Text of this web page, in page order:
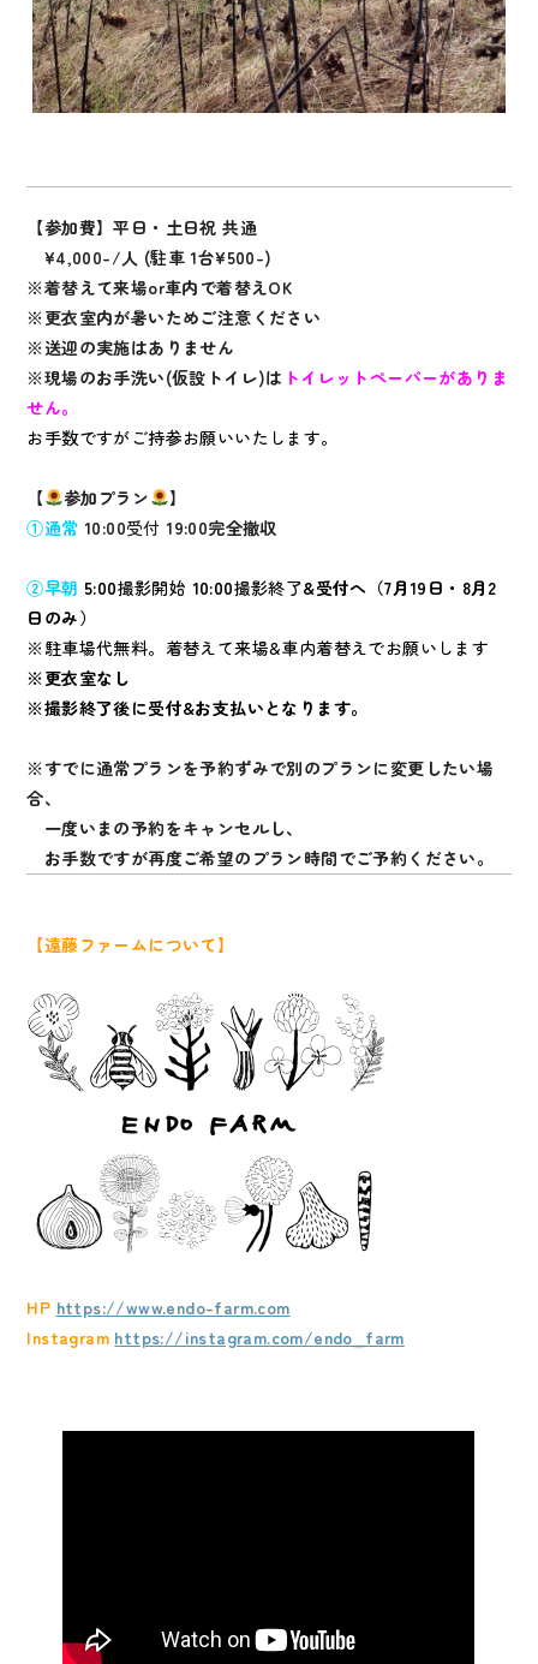
【参加費】平日・土日祝 共通
¥4,000-/人 (駐車 1台¥500-)
※着替えて来場or車内で着替えOK
※更衣室内が暑いためご注意ください
※送迎の実施はありません
※現場のお手洗い(仮設トイレ)は トイレットペーパーがありま
せん。
お手数ですがご持参お願いいたします。
【 参加プラン
】
①通常 10:00受付 19:00完全撤収
②早朝 5:00撮影開始 10:00撮影終了&受付へ（7月19日・8月2
日のみ）
※駐車場代無料。着替えて来場&車内着替えでお願いします
※更衣室なし
※撮影終了後に受付&お支払いとなります。
※すでに通常プランを予約ずみで別のプランに変更したい場
合、
一度いまの予約をキャンセルし、
お手数ですが再度ご希望のプラン時間でご予約ください。
【遠藤ファームについて】
HP https://www.endo-farm.com
Instagram https://instagram.com/endo_farm